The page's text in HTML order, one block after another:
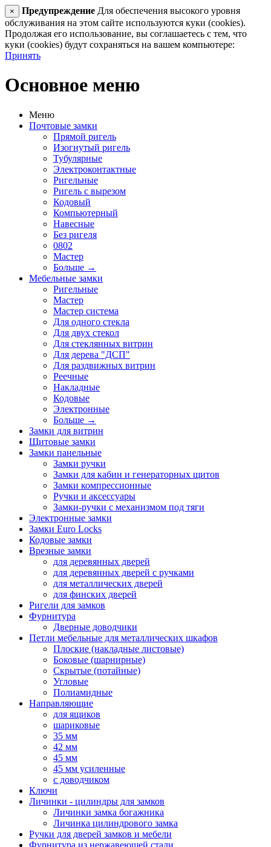
× Предупреждение Для обеспечения высокого уровня
обслуживания на этом сайте используются куки (cookies).
Продолжая его использование, вы соглашаетесь с тем, что
куки (cookies) будут сохраняться на вашем компьютере:
Принять
Основное меню
Меню
Почтовые замки
Прямой ригель
Изогнутый ригель
Тубулярные
Электроконтактные
Ригельные
Ригель с вырезом
Кодовый
Компьютерный
Навесные
Без ригеля
0802
Мастер
Больше →
Мебельные замки
Ригельные
Мастер
Мастер система
Для одного стекла
Для двух стекол
Для стеклянных витрин
Для дерева "ДСП"
Для раздвижных витрин
Реечные
Накладные
Кодовые
Электронные
Больше →
Замки для витрин
Щитовые замки
Замки панельные
Замки ручки
Замки для кабин и генераторных щитов
Замки компрессионные
Ручки и аксессуары
Замки-ручки с механизмом под тяги
Электронные замки
Замки Euro Locks
Кодовые замки
Врезные замки
для деревянных дверей
для деревянных дверей с ручками
для металлических дверей
для финских дверей
Ригели для замков
Фурнитура
Дверные доводчики
Петли мебельные для металлических шкафов
Плоские (накладные листовые)
Боковые (шарнирные)
Скрытые (потайные)
Угловые
Полиамидные
Направляющие
для ящиков
шариковые
35 мм
42 мм
45 мм
45 мм усиленные
с доводчиком
Ключи
Личинки - цилиндры для замков
Личинки замка богажника
Личинка цилиндрового замка
Ручки для дверей замков и мебели
Фурнитура из нержавеющей стали